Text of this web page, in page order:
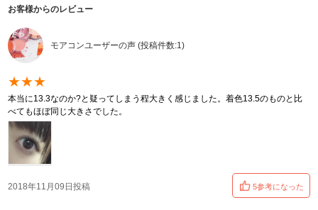
お客様からのレビュー
モアコンユーザーの声 (投稿件数:1)
★★★
本当に13.3なのか?と疑ってしまう程大きく感じました。着色13.5のものと比
べてもほぼ同じ大きさでした。
2018年11月09日投稿 5参考になった